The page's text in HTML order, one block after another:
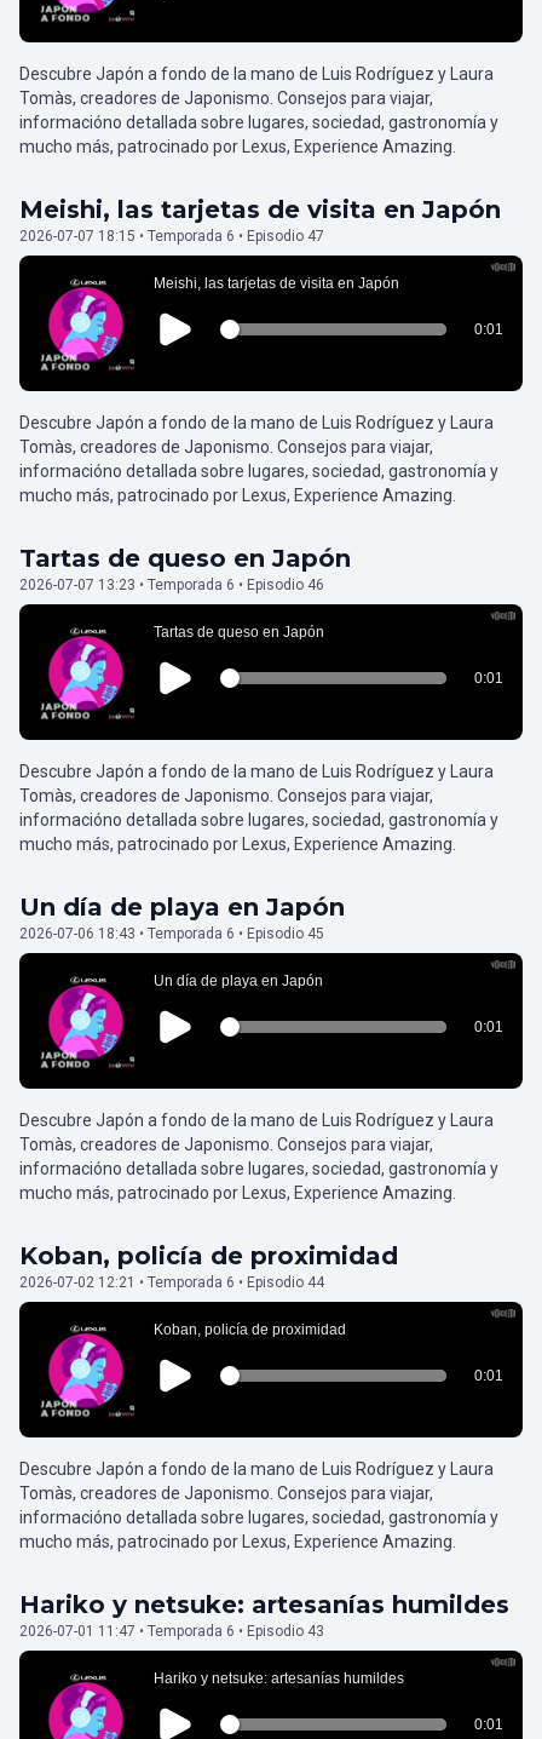
Descubre Japón a fondo de la mano de Luis Rodríguez y Laura
Tomàs, creadores de Japonismo. Consejos para viajar,
informacióno detallada sobre lugares, sociedad, gastronomía y
mucho más, patrocinado por Lexus, Experience Amazing.
Meishi, las tarjetas de visita en Japón
2026-07-07 18:15 • Temporada 6 • Episodio 47
Descubre Japón a fondo de la mano de Luis Rodríguez y Laura
Tomàs, creadores de Japonismo. Consejos para viajar,
informacióno detallada sobre lugares, sociedad, gastronomía y
mucho más, patrocinado por Lexus, Experience Amazing.
Tartas de queso en Japón
2026-07-07 13:23 • Temporada 6 • Episodio 46
Descubre Japón a fondo de la mano de Luis Rodríguez y Laura
Tomàs, creadores de Japonismo. Consejos para viajar,
informacióno detallada sobre lugares, sociedad, gastronomía y
mucho más, patrocinado por Lexus, Experience Amazing.
Un día de playa en Japón
2026-07-06 18:43 • Temporada 6 • Episodio 45
Descubre Japón a fondo de la mano de Luis Rodríguez y Laura
Tomàs, creadores de Japonismo. Consejos para viajar,
informacióno detallada sobre lugares, sociedad, gastronomía y
mucho más, patrocinado por Lexus, Experience Amazing.
Koban, policía de proximidad
2026-07-02 12:21 • Temporada 6 • Episodio 44
Descubre Japón a fondo de la mano de Luis Rodríguez y Laura
Tomàs, creadores de Japonismo. Consejos para viajar,
informacióno detallada sobre lugares, sociedad, gastronomía y
mucho más, patrocinado por Lexus, Experience Amazing.
Hariko y netsuke: artesanías humildes
2026-07-01 11:47 • Temporada 6 • Episodio 43